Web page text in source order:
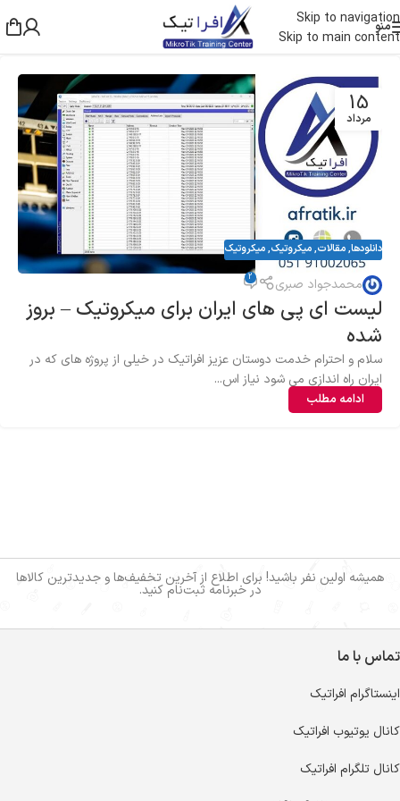
Skip to navigation
Skip to main content
منو
15
مرداد
دانلودها,مقالات,میکروتیک,میکروتیک
محمدجواد صبری 2
لیست ای پی های ایران برای میکروتیک – بروز
شده
سلام و احترام خدمت دوستان عزیز افراتیک در خیلی از پروژه های که در
ایران راه اندازی می شود نیاز اس...
ادامه مطلب
همیشه اولین نفر باشید! برای اطلاع از آخرین تخفیف‌ها و جدیدترین کالاها
در خبرنامه ثبت‌نام کنید.
تماس با ما
اینستاگرام افراتیک
کانال یوتیوب افراتیک
کانال تلگرام افراتیک